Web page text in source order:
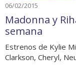
06/02/2015
Madonna y
semana
Estrenos de Kylie
Clarkson, Cheryl,